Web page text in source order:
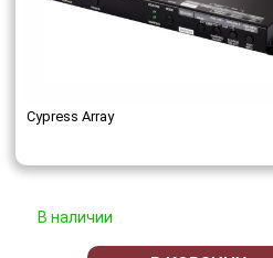
Cypress Array
В наличии